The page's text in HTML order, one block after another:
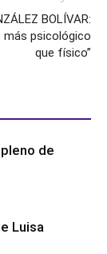
BOLÍVAR:
más psicológico
que físico”
de
Luisa